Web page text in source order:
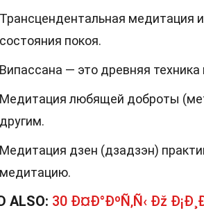
Трансцендентальная медитация
состояния покоя.
Випассана — это древняя
Медитация любящей доброты
другим.
Медитация дзен (дзадзэн)
медитацию.
ALSO: 30 Ð¤Ð°ÐºÑ‚Ñ‹ Ðž